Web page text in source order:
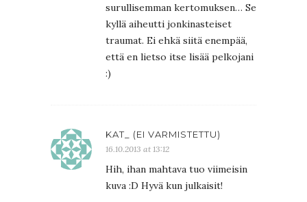
surullisemman kertomuksen… Se
kyllä aiheutti jonkinasteiset
traumat. Ei ehkä siitä enempää,
että en lietso itse lisää pelkojani
:)
KAT_ (EI VARMISTETTU)
16.10.2013 at 13:12
Hih, ihan mahtava tuo viimeisin
kuva :D Hyvä kun julkaisit!